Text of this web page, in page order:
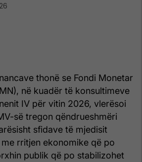
thonë se Fondi Monetar
në kuadër të konsultimeve
IV për vitin 2026, vlerësoi
së tregon qëndrueshmëri
sfidave të mjedisit
rritjen ekonomike që po
publik që po stabilizohet